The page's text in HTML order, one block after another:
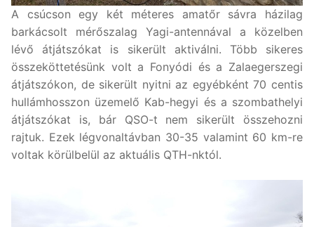
A csúcson egy két méteres amatőr sávra házilag
barkácsolt mérőszalag Yagi-antennával a közelben
lévő átjátszókat is sikerült aktiválni. Több sikeres
összeköttetésünk volt a Fonyódi és a Zalaegerszegi
átjátszókon, de sikerült nyitni az egyébként 70 centis
hullámhosszon üzemelő Kab-hegyi és a szombathelyi
átjátszókat is, bár QSO-t nem sikerült összehozni
rajtuk. Ezek légvonaltávban 30-35 valamint 60 km-re
voltak körülbelül az aktuális QTH-nktól.